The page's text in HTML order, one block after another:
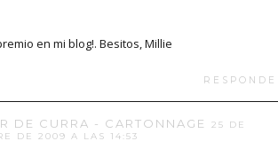
en mi blog!. Besitos, Millie
DE CURRA - CARTONNAGE
25 DE
DE 2009 A LAS 14:53